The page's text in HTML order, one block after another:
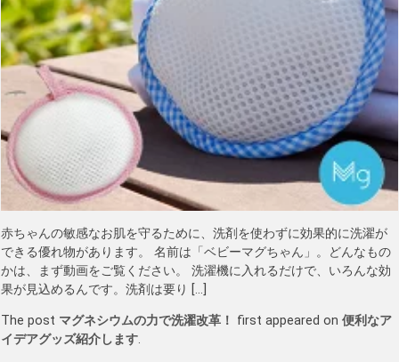
赤ちゃんの敏感なお肌を守るために、洗剤を使わずに効果的に洗濯が
できる優れ物があります。 名前は「ベビーマグちゃん」。どんなもの
かは、まず動画をご覧ください。 洗濯機に入れるだけで、いろんな効
果が見込めるんです。洗剤は要り […]
The post マグネシウムの力で洗濯改革！ first appeared on 便利なア
イデアグッズ紹介します.